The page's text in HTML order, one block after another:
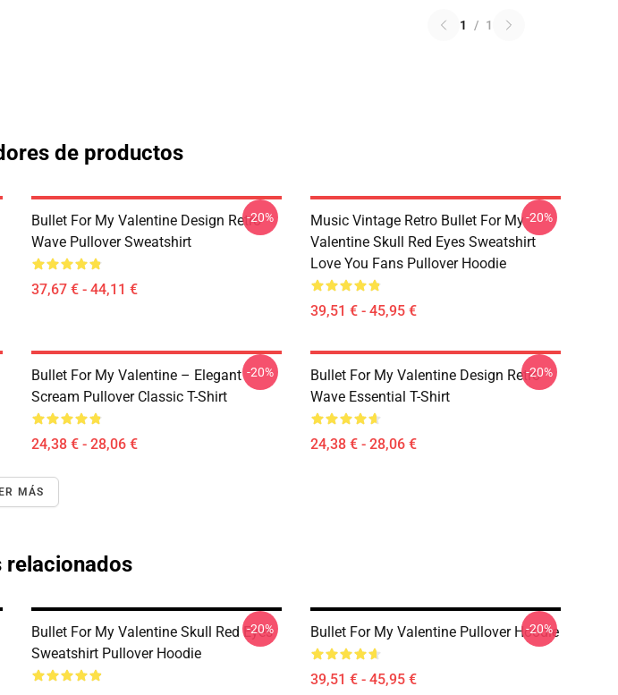
1 / 1
de productos
Bullet For My Valentine Design Retro
Wave Pullover Sweatshirt
37,67 € - 44,11 €
-20%
Music Vintage Retro Bullet For My
Valentine Skull Red Eyes Sweatshirt
Love You Fans Pullover Hoodie
39,51 € - 45,95 €
-20%
Bullet For My Valentine – Elegant
Scream Pullover Classic T-Shirt
24,38 € - 28,06 €
-20%
Bullet For My Valentine Design Retro
Wave Essential T-Shirt
24,38 € - 28,06 €
-20%
MÁS
relacionados
Bullet For My Valentine Skull Red Eyes
Sweatshirt Pullover Hoodie
-20% Bullet For My Valentine Pullover Hoodie
39,51 € - 45,95 €
-20%